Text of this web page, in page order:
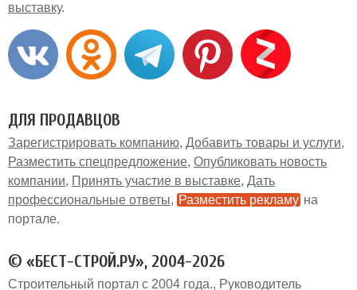
выставку
ДЛЯ ПРОДАВЦОВ
Зарегистрировать компанию Добавить товары и услуги
Разместить спецпредложение Опубликовать новость
компании
Принять участие в выставке Дать
профессиональные ответы
Разместить рекламу на
портале
© «БЕСТ-СТРОЙ.РУ», 2004-2026
Строительный портал с 2004 года. Руководитель